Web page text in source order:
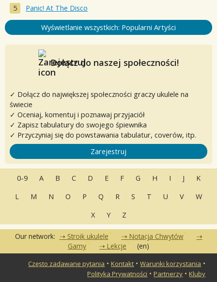
Panic! At The Disco
Wyświetlanie wszystkich: Popularni Artyści
Dołącz do naszej społeczności!
✓ Dołącz do największej społeczności graczy ukulele na
świecie
✓ Oceniaj, komentuj i poznawaj przyjaciół
✓ Zapisz tabulatury do swojego śpiewnika
✓ Przyczyniaj się do powstawania tabulatur, coverów, itp.
Zarejestruj
0-9 A B C D E F G H I J
K
L
M N O P Q R S T U V
W
X
Y Z
Our network: Stroik ukulele
Notacja Chwytów
Gamy
Lekcje (en)
Często zadawane pytania •Kontakt •Warunki korzystania •
Polityka Prywatności •Partnerzy •Kluby